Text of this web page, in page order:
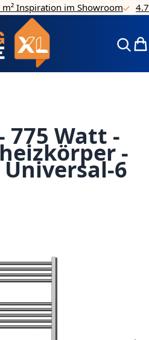
Inspiration im Showroom 4.7/
775 Watt -
-
6